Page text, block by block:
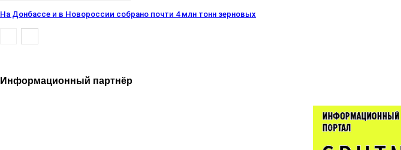
На Донбассе и в Новороссии собрано почти 4 млн тонн зерновых
Информационный партнёр